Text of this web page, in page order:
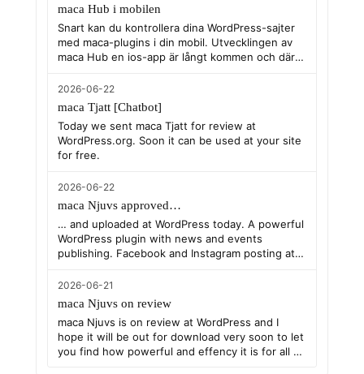
maca Hub i mobilen
Snart kan du kontrollera dina WordPress-sajter
med maca-plugins i din mobil. Utvecklingen av
maca Hub en ios-app är långt kommen och där
dina plugins tack vare nya maca Hub Controller,
ett plugin som knyter ihop dina plugins
utvecklade av maca med en ios-app maca Hub.
2026-06-22
maca Tjatt [Chatbot]
Today we sent maca Tjatt for review at
WordPress.org. Soon it can be used at your site
for free.
2026-06-22
maca Njuvs approved…
… and uploaded at WordPress today. A powerful
WordPress plugin with news and events
publishing. Facebook and Instagram posting at
not three times!
2026-06-21
maca Njuvs on review
maca Njuvs is on review at WordPress and I
hope it will be out for download very soon to let
you find how powerful and effency it is for all to